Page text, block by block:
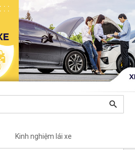
search
Kinh nghiệm lái xe